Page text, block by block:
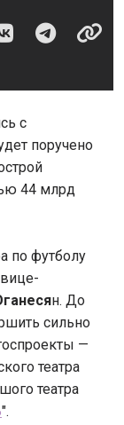
с
поручено
44 млрд
по футболу
н. До
сильно
—
театра
театра
".